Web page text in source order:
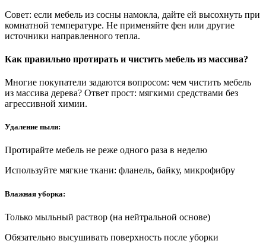
Совет: если мебель из сосны намокла, дайте ей высохнуть при
комнатной температуре. Не применяйте фен или другие
источники направленного тепла.
Как правильно протирать и чистить мебель из массива?
Многие покупатели задаются вопросом: чем чистить мебель
из массива дерева? Ответ прост: мягкими средствами без
агрессивной химии.
Удаление пыли:
Протирайте мебель не реже одного раза в неделю
Используйте мягкие ткани: фланель, байку, микрофибру
Влажная уборка:
Только мыльный раствор (на нейтральной основе)
Обязательно высушивать поверхность после уборки